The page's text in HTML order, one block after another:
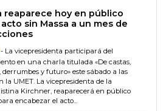
reaparece hoy en público
sin Massa a un mes de
- La vicepresidenta participará del
en una charla titulada «De castas,
derrumbes y futuro» este sábado a las
la UMET. La vicepresidenta de la
Kirchner, reaparecerá en público
encabezar el acto...